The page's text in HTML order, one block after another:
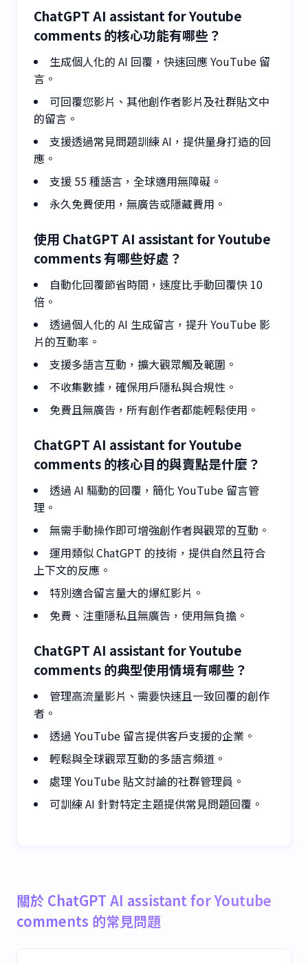
ChatGPT AI assistant for Youtube
comments 的核心功能有哪些？
生成個人化的 AI 回覆，快速回應 YouTube 留
言。
可回覆您影片、其他創作者影片及社群貼文中
的留言。
支援透過常見問題訓練 AI，提供量身打造的回
應。
支援 55 種語言，全球適用無障礙。
永久免費使用，無廣告或隱藏費用。
使用 ChatGPT AI assistant for Youtube
comments 有哪些好處？
自動化回覆節省時間，速度比手動回覆快 10
倍。
透過個人化的 AI 生成留言，提升 YouTube 影
片的互動率。
支援多語言互動，擴大觀眾觸及範圍。
不收集數據，確保用戶隱私與合規性。
免費且無廣告，所有創作者都能輕鬆使用。
ChatGPT AI assistant for Youtube
comments 的核心目的與賣點是什麼？
透過 AI 驅動的回覆，簡化 YouTube 留言管
理。
無需手動操作即可增強創作者與觀眾的互動。
運用類似 ChatGPT 的技術，提供自然且符合
上下文的反應。
特別適合留言量大的爆紅影片。
免費、注重隱私且無廣告，使用無負擔。
ChatGPT AI assistant for Youtube
comments 的典型使用情境有哪些？
管理高流量影片、需要快速且一致回覆的創作
者。
透過 YouTube 留言提供客戶支援的企業。
輕鬆與全球觀眾互動的多語言頻道。
處理 YouTube 貼文討論的社群管理員。
可訓練 AI 針對特定主題提供常見問題回覆。
關於 ChatGPT AI assistant for Youtube
comments 的常見問題